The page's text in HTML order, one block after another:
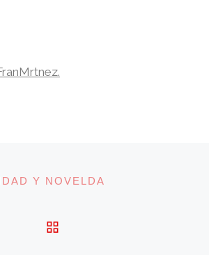
de entradas
Y NOVELDA